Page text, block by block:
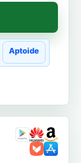
Aptoide